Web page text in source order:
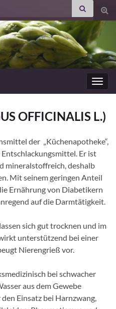
OFFICINALIS L.)
der „Küchenapotheke“,
Er ist
mineralstoffreich, deshalb
Mit seinem geringen Anteil
Ernährung von Diabetikern
auf die Darmtätigkeit.
sich gut trocknen und im
unterstützend bei einer
Nierengrieß vor.
bei schwacher
aus dem Gewebe
Einsatz bei Harnzwang,